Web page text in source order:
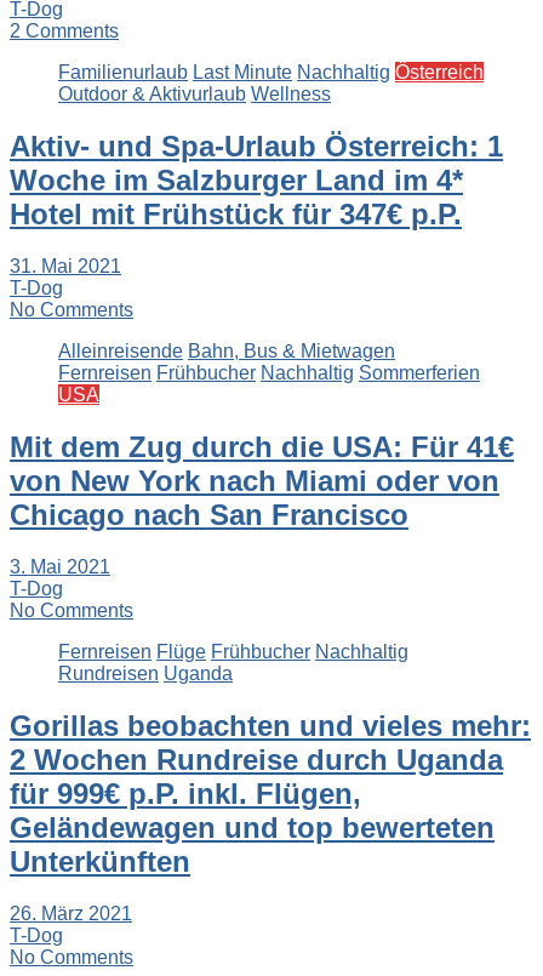
T-Dog
2 Comments
Familienurlaub Last Minute Nachhaltig Österreich
Outdoor & Aktivurlaub Wellness
Aktiv- und Spa-Urlaub Österreich: 1
Woche im Salzburger Land im 4*
Hotel mit Frühstück für 347€ p.P.
31. Mai 2021
T-Dog
No Comments
Alleinreisende Bahn, Bus & Mietwagen
Fernreisen Frühbucher Nachhaltig Sommerferien
USA
Mit dem Zug durch die USA: Für 41€
von New York nach Miami oder von
Chicago nach San Francisco
3. Mai 2021
T-Dog
No Comments
Fernreisen Flüge Frühbucher Nachhaltig
Rundreisen Uganda
Gorillas beobachten und vieles mehr:
2 Wochen Rundreise durch Uganda
für 999€ p.P. inkl. Flügen,
Geländewagen und top bewerteten
Unterkünften
26. März 2021
T-Dog
No Comments